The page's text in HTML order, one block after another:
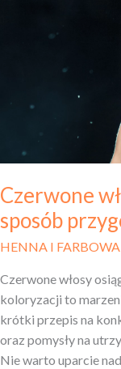
Czerwone
sposób
HENNA I
Czerwone włosy
koloryzacji to
krótki przepis na
oraz pomysły na
Nie warto uparcie
przygotowania